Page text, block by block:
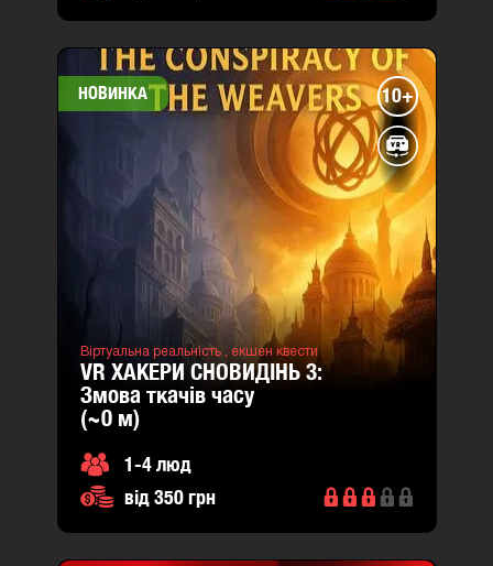
НОВИНКА 10+
Віртуальна реальність , екшен квести
VR ХАКЕРИ СНОВИДІНЬ 3:
змова ткачів часу
(~0 м)
1-4 люд
від 350 грн
місто:
вул.
Гетьмана
Мазепи
(район
Шевченківський)
Ставова
7в
(район
Шевченківський)